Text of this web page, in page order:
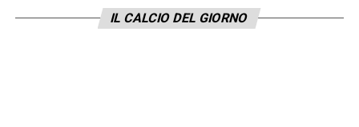
subito i cori razzisti da alcune tifoserie.
IL CALCIO DEL GIORNO